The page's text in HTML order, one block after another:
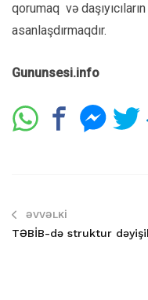
qorumaq və
asanlaşdırmaqdır.
Gununsesi.info
ƏVVƏLKI
TƏBİB-də struktur